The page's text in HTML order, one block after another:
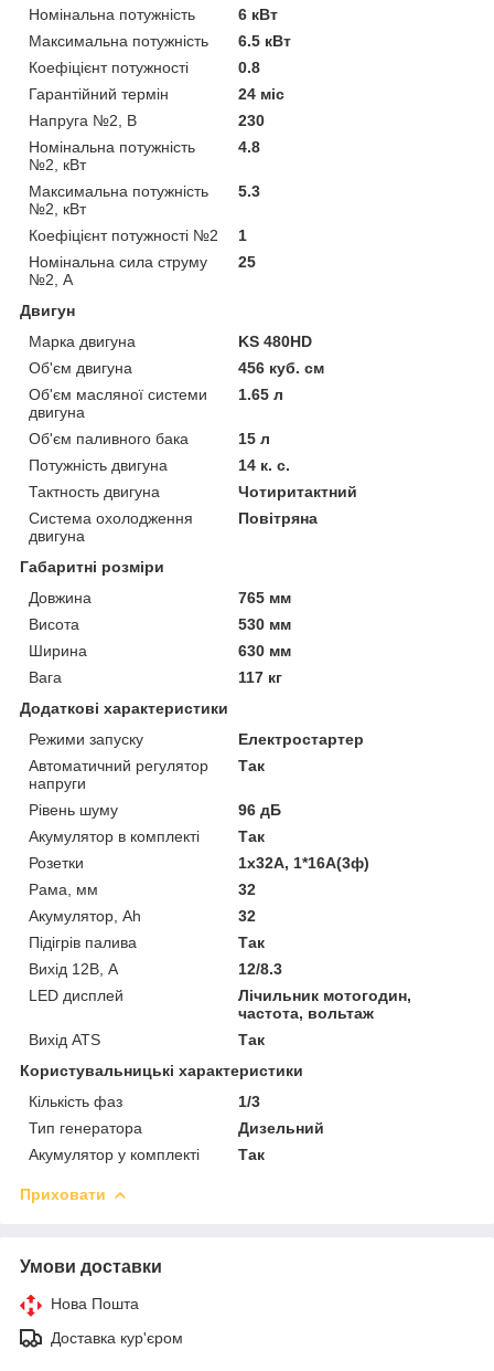
Номінальна потужність
6 кВт
Максимальна потужність
6.5 кВт
Коефіцієнт потужності
0.8
Гарантійний термін
24 міс
Напруга №2, В
230
Номінальна потужність
№2, кВт
4.8
Максимальна потужність
№2, кВт
5.3
Коефіцієнт потужності №2
1
Номінальна сила струму
№2, А
25
Двигун
Марка двигуна
KS 480HD
Об'єм двигуна
456 куб. см
Об'єм масляної системи
двигуна
1.65 л
Об'єм паливного бака
15 л
Потужність двигуна
14 к. с.
Тактность двигуна
Чотиритактний
Система охолодження
двигуна
Повітряна
Габаритні розміри
Довжина
765 мм
Висота
530 мм
Ширина
630 мм
Вага
117 кг
Додаткові характеристики
Режими запуску
Електростартер
Автоматичний регулятор
напруги
Так
Рівень шуму
96 дБ
Акумулятор в комплекті
Так
Розетки
1х32А, 1*16А(3ф)
Рама, мм
32
Акумулятор, Ah
32
Підігрів палива
Так
Вихід 12В, А
12/8.3
LED дисплей
Лічильник мотогодин,
частота, вольтаж
Вихід ATS
Так
Користувальницькі характеристики
Кількість фаз
1/3
Тип генератора
Дизельний
Акумулятор у комплекті
Так
Приховати
Умови доставки
Нова Пошта
Доставка кур'єром